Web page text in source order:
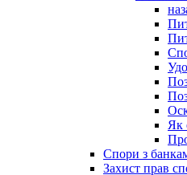
Як
Спори з
Захист прав